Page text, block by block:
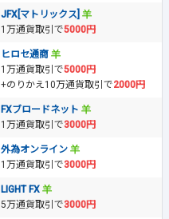
JFX[マトリックス]
1万通貨取引で5000円
ヒロセ通商
1万通貨取引で5000円
+のりかえ10万通貨取引で2000円
FXブロードネット
1万通貨取引で3000円
外為オンライン
1万通貨取引で3000円
LIGHT FX
5万通貨取引で3000円